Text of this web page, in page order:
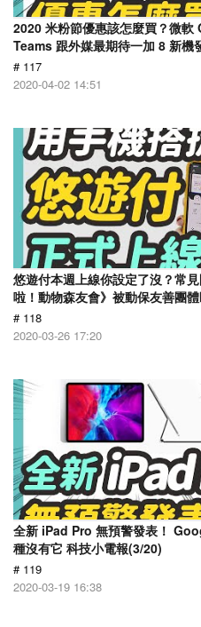
2020 米粉節優惠該怎麼買？微
Teams 跟外媒最期待一加 8 新機
# 117
2020-04-02 14:51
悠遊付本週上線你設定了沒？常
啦！動物森友會》被動保友善團
# 118
2020-03-26 17:20
全新 iPad Pro 無預警發表！
種沒有它 科技小電報(3/20)
# 119
2020-03-19 16:38